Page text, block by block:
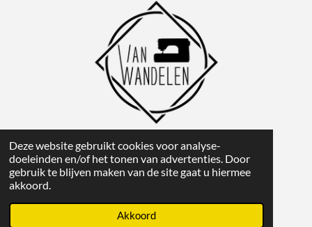
Deze website gebruikt cookies voor analyse-
doeleinden en/of het tonen van advertenties. Door
gebruik te blijven maken van de site gaat u hiermee
akkoord.
Akkoord
R
a
t
i
1
s
t
2
s
t
3
s
t
4
s
t
5
s
t
S
t
e
m
Powered byJouwWeb